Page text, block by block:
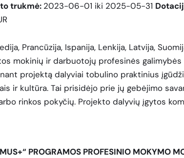
trukmė: 2023-06-01 iki 2025-05-31
Prancūzija, Ispanija, Lenkija, Latvija,
mokinių ir darbuotojų profesinės galimybės
projektą dalyviai tobulino praktinius
ir kultūra. Tai prisidėjo prie jų gebėjimo
rinkos pokyčių. Projekto dalyvių įgytos
PROGRAMOS PROFESINIO MOKYMO